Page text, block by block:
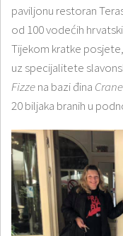
paviljonu restoran
od 100 vodećih
Tijekom kratke
uz specijalitete
Fizzena bazi đina
20 biljaka branih u